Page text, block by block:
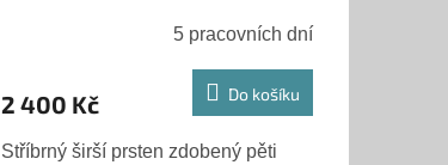
5 pracovních dní
2 400 Kč Do košíku
Stříbrný širší prsten zdobený pěti